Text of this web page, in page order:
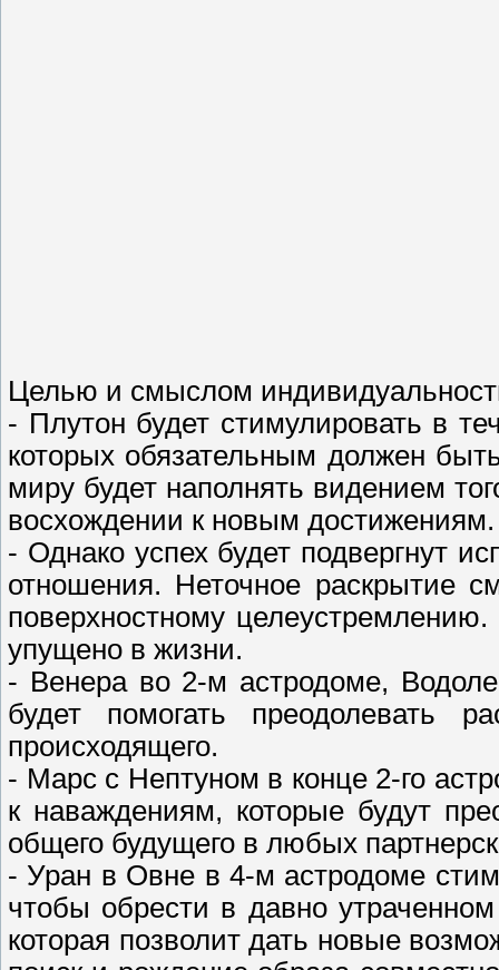
Целью и смыслом
- Плутон будет стимулировать в
которых обязательным должен
миру будет наполнять видением
восхождении к новым достижениям.
- Однако успех будет подвергнут
отношения. Неточное раскрытие
поверхностному
упущено в жизни.
- Венера во 2-м астродоме,
будет помогать преодолевать
происходящего.
- Марс с Нептуном в конце 2-го
к наваждениям, которые будут
общего будущего в любых
- Уран в Овне в 4-м астродоме
чтобы обрести в давно
которая позволит дать новые